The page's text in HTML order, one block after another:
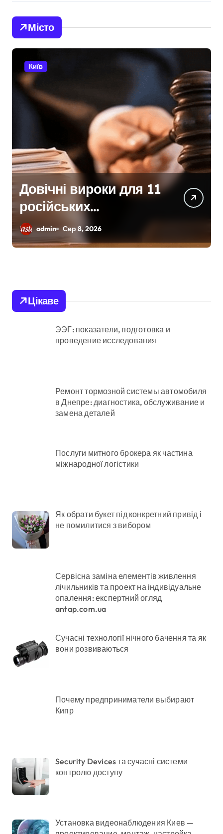
Місто
Київ
Київщина
відновлюється після
сильних буревіїв:
пошкоджено 62
залишились без
електрики
admin Сер 8, 2026
Цікаве
ЭЭГ: показатели, подготовка и
проведение исследования
Ремонт тормозной системы автомобиля
в Днепре: диагностика, обслуживание и
замена деталей
Послуги митного брокера як частина
міжнародної логістики
Як обрати букет під конкретний привід і
не помилитися з вибором
Сервісна заміна елементів живлення
лічильників та проект на індивідуальне
опалення: експертний огляд
antap.com.ua
Сучасні технології нічного бачення та як
вони розвиваються
Почему предприниматели выбирают
Кипр
Security Devices та сучасні системи
контролю доступу
Установка видеонаблюдения Киев —